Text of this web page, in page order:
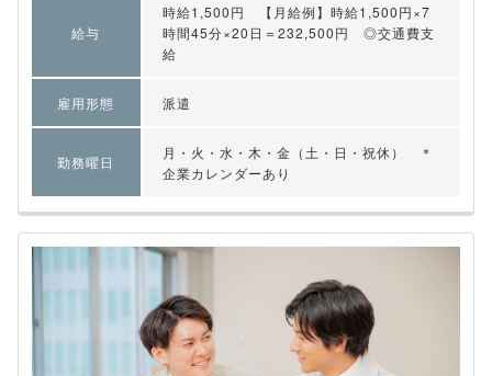
給与
時給1,500円 【月給例】時給1,500円×7
時間45分×20日＝232,500円 ◎交通費支
給
雇用形態 派遣
勤務曜日
月・火・水・木・金（土・日・祝休） ＊
企業カレンダーあり